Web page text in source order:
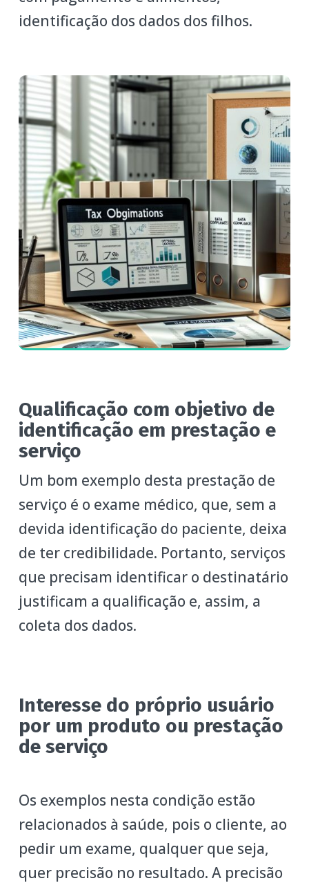
identificação dos dados dos filhos.
Qualificação com objetivo de
identificação em prestação e
serviço
Um bom exemplo desta prestação de
serviço é o exame médico, que, sem a
devida identificação do paciente, deixa
de ter credibilidade. Portanto, serviços
que precisam identificar o destinatário
justificam a qualificação e, assim, a
coleta dos dados.
Interesse do próprio usuário
por um produto ou prestação
de serviço
Os exemplos nesta condição estão
relacionados à saúde, pois o cliente, ao
pedir um exame, qualquer que seja,
quer precisão no resultado. A precisão